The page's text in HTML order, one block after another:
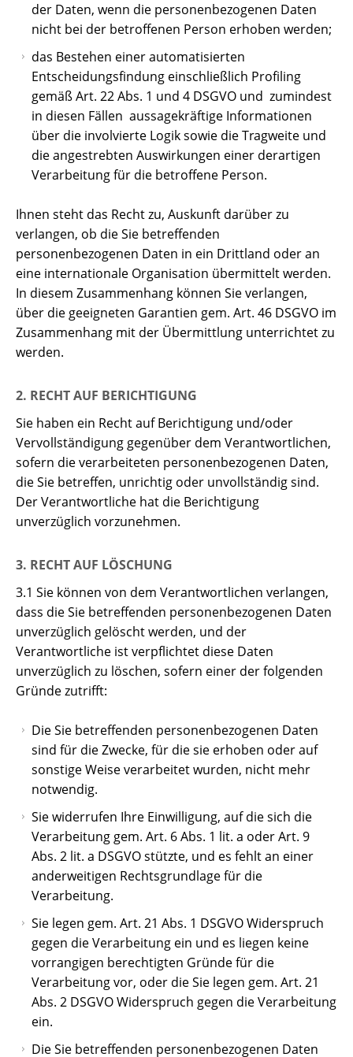
der Daten, wenn die personenbezogenen Daten
nicht bei der betroffenen Person erhoben werden;
das Bestehen einer automatisierten
Entscheidungsfindung einschließlich Profiling
gemäß Art. 22 Abs. 1 und 4 DSGVO und  zumindest
in diesen Fällen  aussagekräftige Informationen
über die involvierte Logik sowie die Tragweite und
die angestrebten Auswirkungen einer derartigen
Verarbeitung für die betroffene Person.
Ihnen steht das Recht zu, Auskunft darüber zu
verlangen, ob die Sie betreffenden
personenbezogenen Daten in ein Drittland oder an
eine internationale Organisation übermittelt werden.
In diesem Zusammenhang können Sie verlangen,
über die geeigneten Garantien gem. Art. 46 DSGVO im
Zusammenhang mit der Übermittlung unterrichtet zu
werden.
2. RECHT AUF BERICHTIGUNG
Sie haben ein Recht auf Berichtigung und/oder
Vervollständigung gegenüber dem Verantwortlichen,
sofern die verarbeiteten personenbezogenen Daten,
die Sie betreffen, unrichtig oder unvollständig sind.
Der Verantwortliche hat die Berichtigung
unverzüglich vorzunehmen.
3. RECHT AUF LÖSCHUNG
3.1 Sie können von dem Verantwortlichen verlangen,
dass die Sie betreffenden personenbezogenen Daten
unverzüglich gelöscht werden, und der
Verantwortliche ist verpflichtet diese Daten
unverzüglich zu löschen, sofern einer der folgenden
Gründe zutrifft:
Die Sie betreffenden personenbezogenen Daten
sind für die Zwecke, für die sie erhoben oder auf
sonstige Weise verarbeitet wurden, nicht mehr
notwendig.
Sie widerrufen Ihre Einwilligung, auf die sich die
Verarbeitung gem. Art. 6 Abs. 1 lit. a oder Art. 9
Abs. 2 lit. a DSGVO stützte, und es fehlt an einer
anderweitigen Rechtsgrundlage für die
Verarbeitung.
Sie legen gem. Art. 21 Abs. 1 DSGVO Widerspruch
gegen die Verarbeitung ein und es liegen keine
vorrangigen berechtigten Gründe für die
Verarbeitung vor, oder die Sie legen gem. Art. 21
Abs. 2 DSGVO Widerspruch gegen die Verarbeitung
ein.
Die Sie betreffenden personenbezogenen Daten